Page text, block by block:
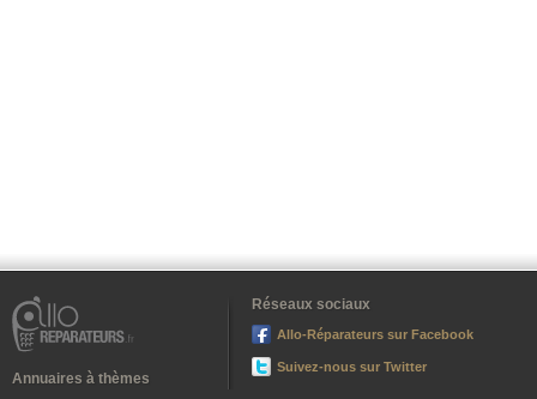
Annuaires à thèmes
Réseaux sociaux
Allo-Réparateurs sur Facebook
Suivez-nous sur Twitter